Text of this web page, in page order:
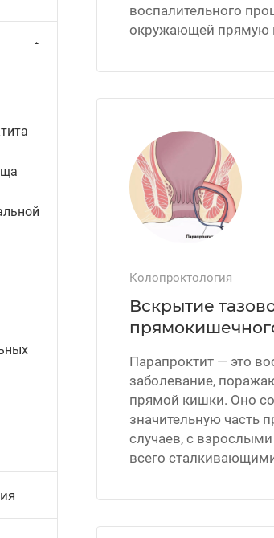
воспалительного
окружающей прямую
Колопроктология
Вскрытие
Парапроктит — это
заболевание,
прямой кишки. Оно
значительную часть
случаев, с
всего